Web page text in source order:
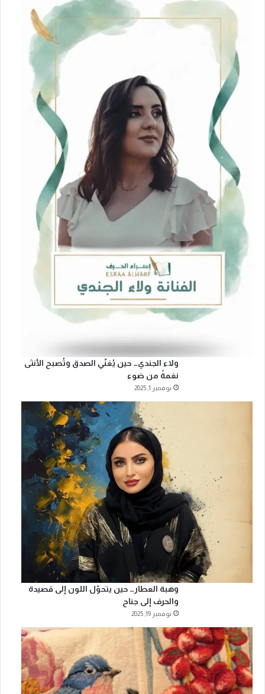
ولاء الجندي… حين يُغنّي الصدق وتُصبح الأنثى
نغمةً من ضوء
نوفمبر 1, 2025
وهبة العطار… حين يتحوّل اللون إلى قصيدة
والحرف إلى جناح
نوفمبر 19, 2025